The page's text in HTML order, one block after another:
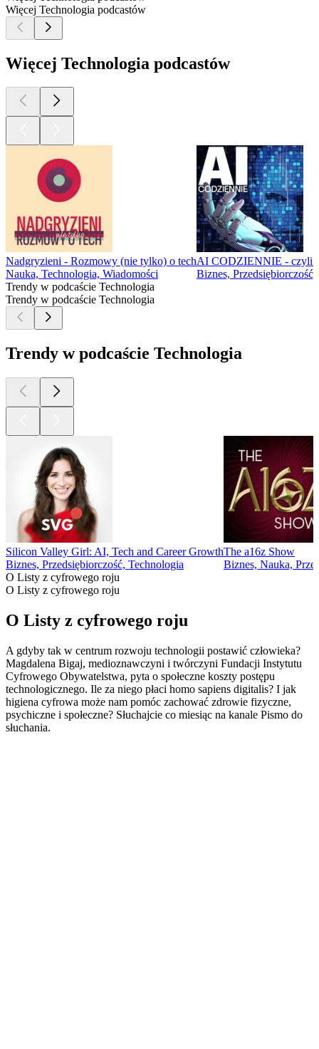
Więcej Technologia podcastów
Więcej Technologia podcastów
Nadgryzieni - Rozmowy (nie tylko) o tech
Nauka, Technologia, Wiadomości
AI CODZIENNIE - czyli
Biznes,
Trendy w podcaście Technologia
Trendy w podcaście Technologia
Trendy w podcaście Technologia
Silicon Valley Girl: AI, Tech and Career Growth
Biznes, Przedsiębiorczość, Technologia
The a16z Show
Biznes, Nauka,
O Listy z cyfrowego roju
O Listy z cyfrowego roju
O Listy z cyfrowego roju
A gdyby tak w centrum rozwoju technologii postawić człowieka?
Magdalena Bigaj, medioznawczyni i twórczyni Fundacji Instytutu
Cyfrowego Obywatelstwa, pyta o społeczne koszty postępu
technologicznego. Ile za niego płaci homo sapiens digitalis? I jak
higiena cyfrowa może nam pomóc zachować zdrowie fizyczne,
psychiczne i społeczne? Słuchajcie co miesiąc na kanale Pismo do
słuchania.